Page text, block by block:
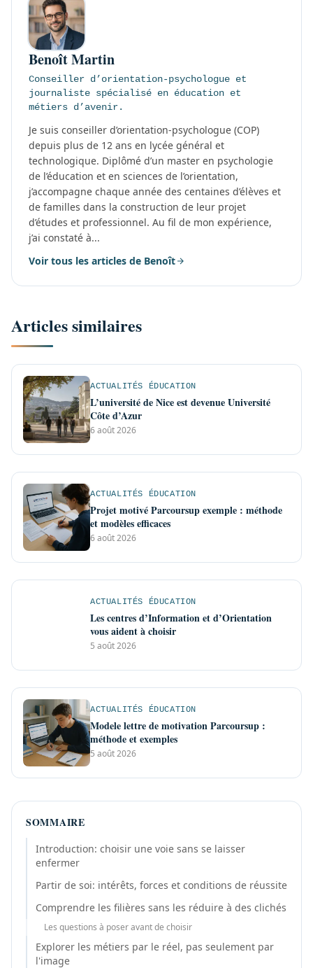
Benoît Martin
Conseiller d’orientation-psychologue et
journaliste spécialisé en éducation et
métiers d’avenir.
Je suis conseiller d’orientation-psychologue (COP)
depuis plus de 12 ans en lycée général et
technologique. Diplômé d’un master en psychologie
de l’éducation et en sciences de l’orientation,
j’accompagne chaque année des centaines d’élèves et
de familles dans la construction de leur projet
d’études et professionnel. Au fil de mon expérience,
j’ai constaté à...
Voir tous les articles de Benoît
Articles similaires
ACTUALITÉS ÉDUCATION
L’université de Nice est devenue Université
Côte d’Azur
6 août 2026
ACTUALITÉS ÉDUCATION
Projet motivé Parcoursup exemple : méthode
et modèles efficaces
6 août 2026
ACTUALITÉS ÉDUCATION
Les centres d’Information et d’Orientation
vous aident à choisir
5 août 2026
ACTUALITÉS ÉDUCATION
Modele lettre de motivation Parcoursup :
méthode et exemples
5 août 2026
SOMMAIRE
Introduction: choisir une voie sans se laisser
enfermer
Partir de soi: intérêts, forces et conditions de réussite
Comprendre les filières sans les réduire à des clichés
Les questions à poser avant de choisir
Explorer les métiers par le réel, pas seulement par
l'image